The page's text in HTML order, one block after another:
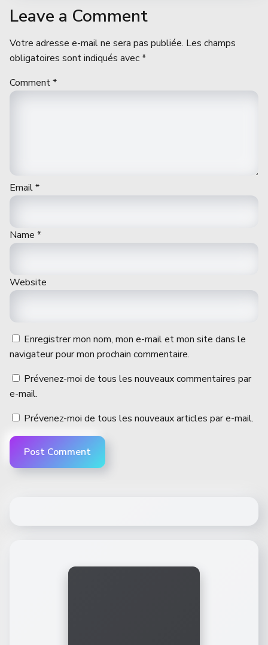
Leave a Comment
Votre adresse e-mail ne sera pas publiée. Les champs
obligatoires sont indiqués avec*
Comment*
Email*
Name *
Website
Enregistrer mon nom, mon e-mail et mon site dans le
navigateur pour mon prochain commentaire.
Prévenez-moi de tous les nouveaux commentaires par
e-mail.
Prévenez-moi de tous les nouveaux articles par e-mail.